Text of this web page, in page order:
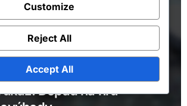
na jízdné
Dopad na hru –
Customize
Reject All
Accept All